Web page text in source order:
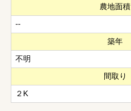
農地面積
--
築年
不明
間取り
２K